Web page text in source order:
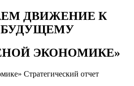
ДВИЖЕНИЕ К
БУДУЩЕМУ
ЭКОНОМИКЕ»
Стратегический отчет